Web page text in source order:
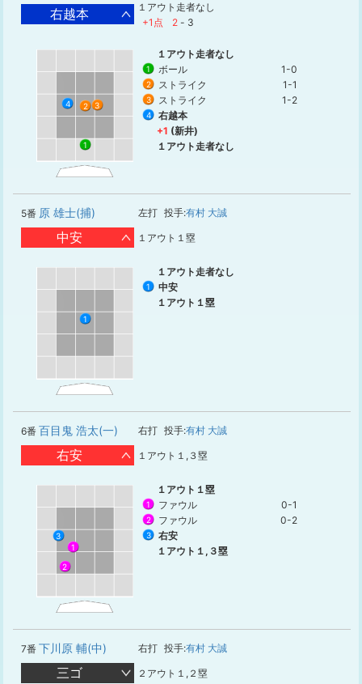
右越本
１アウト走者なし
+1点
2 - 3
1
2 3
4
１アウト走者なし
1 ボール 1-0
2 ストライク 1-1
3 ストライク 1-2
4
右越本
+1 (新井)
１アウト走者なし
5番 原 雄士(捕) 左打 投手:有村 大誠
中安 １アウト１塁
1
１アウト走者なし
1
中安
１アウト１塁
6番 百目鬼 浩太(一) 右打 投手:有村 大誠
右安 １アウト１,３塁
1
2
3
１アウト１塁
1 ファウル 0-1
2 ファウル 0-2
3
右安
１アウト１,３塁
7番 下川原 輔(中) 右打 投手:有村 大誠
三ゴ ２アウト１,２塁